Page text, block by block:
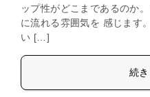
ップ性がどこまであるのか
に流れる雰囲気を 感じます
い […]
続